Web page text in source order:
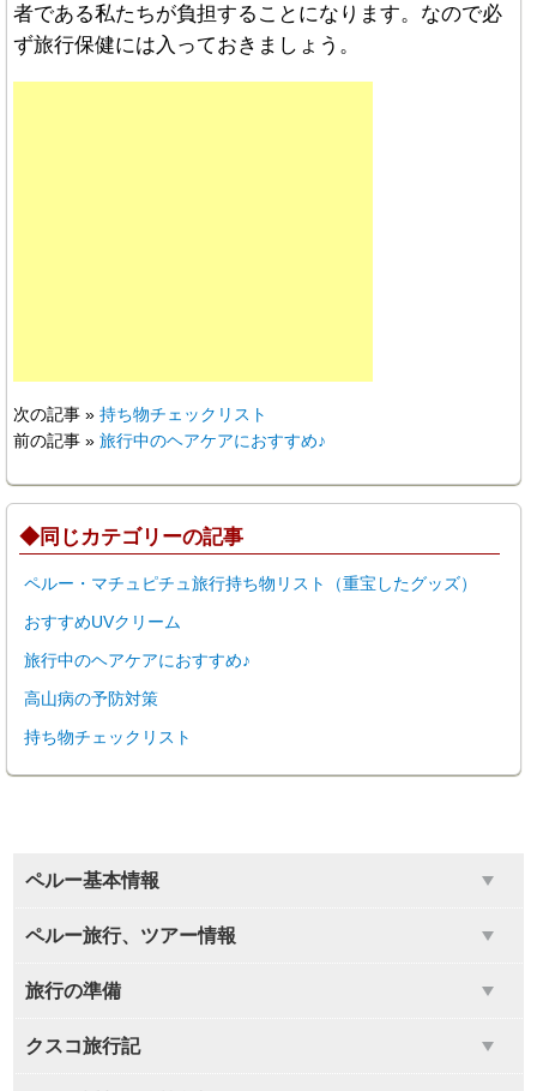
者である私たちが負担することになります。なので必
ず旅行保健には入っておきましょう。
次の記事 » 持ち物チェックリスト
前の記事 » 旅行中のヘアケアにおすすめ♪
◆同じカテゴリーの記事
ペルー・マチュピチュ旅行持ち物リスト（重宝したグッズ）
おすすめUVクリーム
旅行中のヘアケアにおすすめ♪
高山病の予防対策
持ち物チェックリスト
ペルー基本情報
ペルー旅行、ツアー情報
旅行の準備
クスコ旅行記